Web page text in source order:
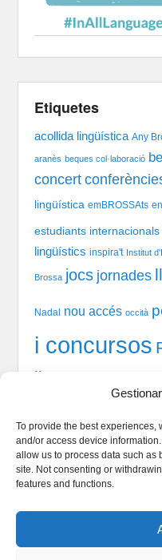
To provide the best experiences,
and/or access device
allow us to process data such as
site. Not consenting or
features and functions.
Etiquetes
acollida lingüística Any
aranès beques col·laboració
concert
lingüística emBROSSAts
estudiants internacionals
lingüístics inspira't Institut
Brossa jocs jornades
Nadal nou accés occità
i concursos
llengua
Qui som
Dinamització i